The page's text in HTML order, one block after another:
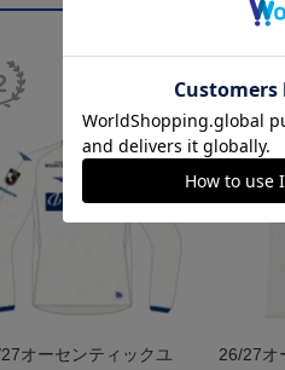
オーセンティックユ
26/27オ